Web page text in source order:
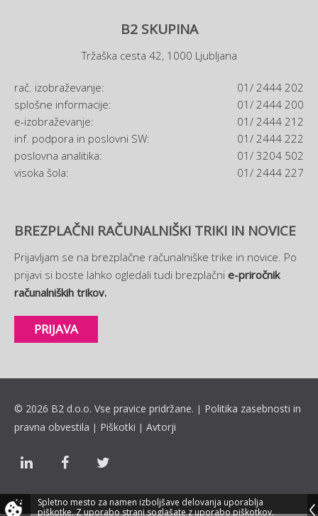
B2 SKUPINA
Tržaška cesta 42, 1000 Ljubljana
rač. izobraževanje:
01/ 2444 202
splošne informacije:
01/ 2444 200
e-izobraževanje:
01/ 2444 212
inf. podpora in poslovni SW:
01/ 2444 222
poslovna analitika:
01/ 3204 502
visoka šola:
01/ 2444 227
BREZPLAČNI RAČUNALNIŠKI TRIKI IN NOVICE
Prijavljam se na brezplačne računalniške trike in novice. Po
prijavi si boste lahko ogledali tudi brezplačni e-priročnik
računalniških trikov.
PRIJAVA
© 2026 B2 d.o.o. Vse pravice pridržane. | Politika zasebnosti in
pravna obvestila | Piškotki | Avtorji
Spletno mesto za namen izboljšave delovanja uporablja
piškotke.Z uporabo strani soglašate z uporabo piškotkov.